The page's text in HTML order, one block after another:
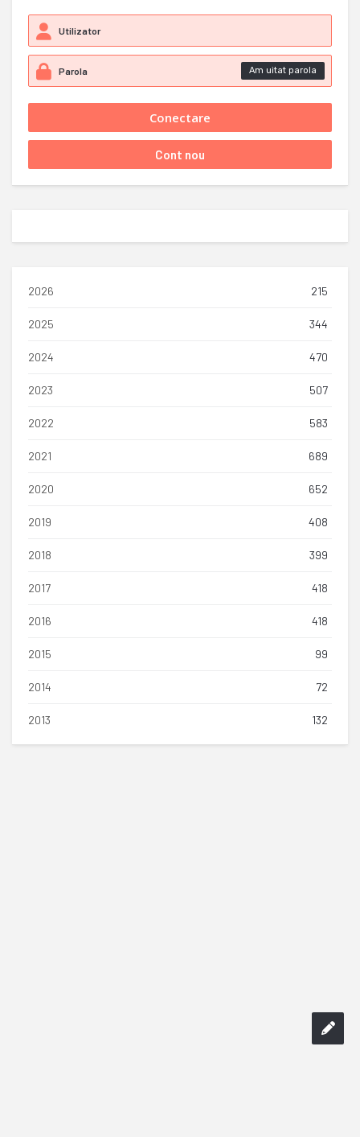
Am uitat parola
2026 215
2025 344
2024 470
2023 507
2022 583
2021 689
2020 652
2019 408
2018 399
2017 418
2016 418
2015 99
2014 72
2013 132